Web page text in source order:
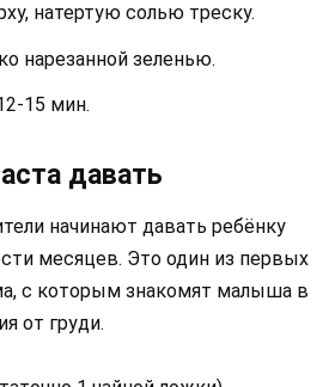
натертую солью треску.
нарезанной зеленью.
15 мин.
давать
начинают давать ребёнку
месяцев. Это один из первых
с которым знакомят малыша в
от груди.